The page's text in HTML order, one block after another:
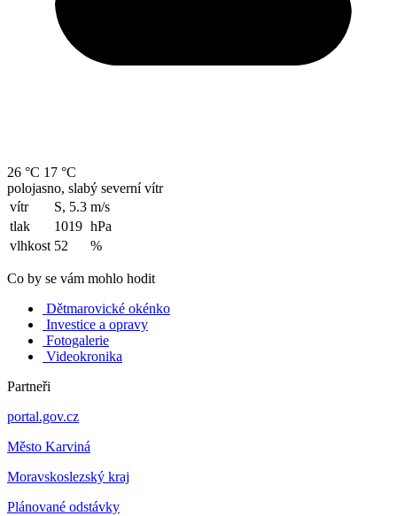
26 °C 17 °C
polojasno, slabý severní vítr
vítr
S, 5.3 m/s
tlak
1019 hPa
vlhkost 52 %
Co by se vám mohlo hodit
Dětmarovické okénko
Investice a opravy
Fotogalerie
Videokronika
Partneři
portal.gov.cz
Město Karviná
Moravskoslezský kraj
Plánované odstávky